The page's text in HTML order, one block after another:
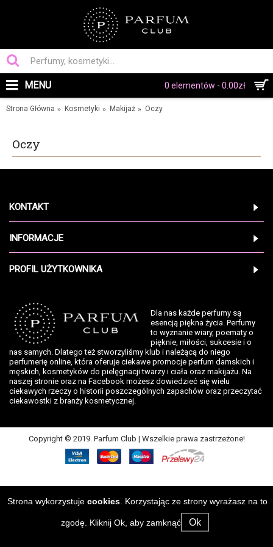
Strona wykorzystuje cookies. Korzystając ze strony wyrażasz na to
zgodę. Kliknij Ok, aby zamknąć. Ok
0 elementów - 0.00zł
MENU
Strona Główna Kosmetyki Makijaż Oczy
Oczy
KONTAKT
INFORMACJE
PROFIL UŻYTKOWNIKA
Dla nas każde perfumy są
esencją piękna życia. Perfumy
to wyznanie wiary, poematy o
pięknie, miłości, sukcesie i o
nas samych. Dlatego też stworzyliśmy klub i należącą do niego
perfumerię online, która oferuje ciekawe promocje perfum damskich i
męskich, kosmetyków do pielęgnacji twarzy i ciała oraz makijażu. Na
naszej stronie oraz na Facebook możesz dowiedzieć się wielu
ciekawych rzeczy o historii poszczególnych zapachów oraz przeczytać
ciekawostki z branży kosmetycznej.
Copyright © 2019. Parfum Club | Wszelkie prawa zastrzeżone!